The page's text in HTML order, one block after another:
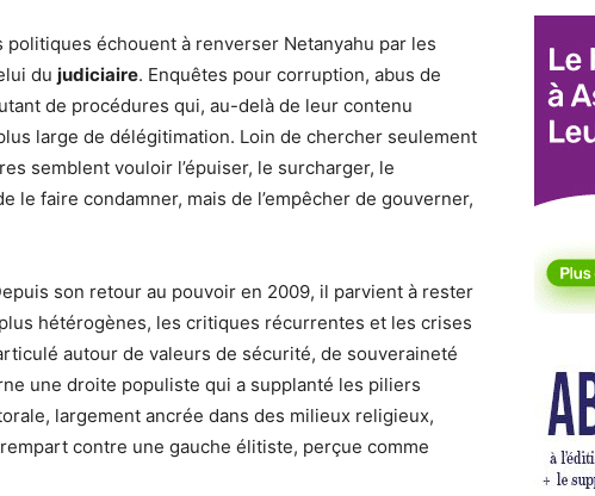
échouent à renverser Netanyahu par les
du judiciaire. Enquêtes pour corruption, abus de
de procédures qui, au-delà de leur contenu
large de délégitimation. Loin de chercher seulement
semblent vouloir l’épuiser, le surcharger, le
le faire condamner, mais de l’empêcher de gouverner,
son retour au pouvoir en 2009, il parvient à rester
hétérogènes, les critiques récurrentes et les crises
autour de valeurs de sécurité, de souveraineté
une droite populiste qui a supplanté les piliers
largement ancrée dans des milieux religieux,
contre une gauche élitiste, perçue comme